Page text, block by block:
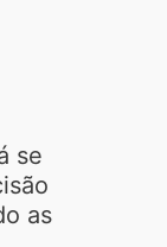
se
as